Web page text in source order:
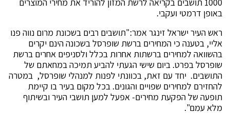
באופן דרמטי ועקבי.
ראש העיר ישראל זינגר אמר:"תושבים רבים בשכונת מרום נווה פנו
אליי, בטענה כי המחירים ברשת שופרסל בשכונה הינם יקרים
בהשוואה למחירים ברשתות אחרות בכלל ולסניפים אחרים ברשת
שופרסל בפרט. ביום שישי הגעתי להביע תמיכה במחאתם של
התושבים. יחד עם זאת, בכוונתי לפנות למנהלי שופרסל, במטרה
להחזירם למחירים שפויים והגונים. בכל מקום בעיר בו קיימת
תופעה של הפקעת מחירים- אפעל למען תושבי העיר ובשיתוף
מלא עמם".